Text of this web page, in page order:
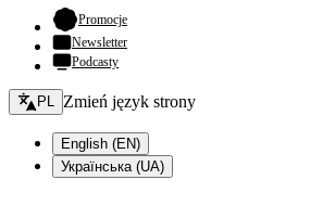
Promocje- otwiera się w nowej karcie
Newsletter
Podcasty
Zmień język - bieżący:
PL Zmień język strony
English (EN)
Українська (UA)